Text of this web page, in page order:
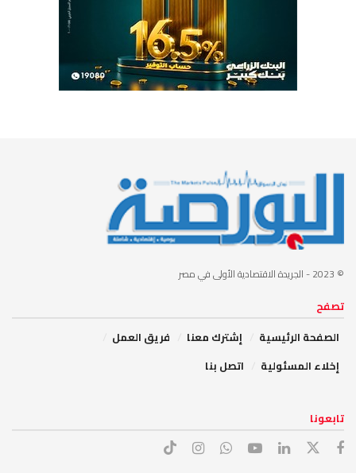
© 2023 - الجريدة الاقتصادية الأولى في مصر
تصفح
الصفحة الرئيسية
إشترك معنا
فريق العمل
إخلاء المسئولية
اتصل بنا
تابعونا